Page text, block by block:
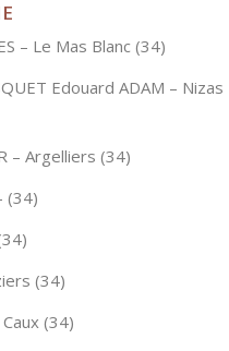
– Le Mas Blanc (34)
Edouard ADAM – Nizas
– Argelliers (34)
(34)
(34)
Caux (34)